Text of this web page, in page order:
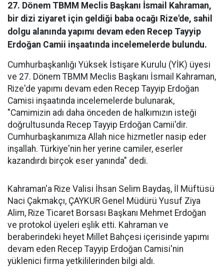
27. Dönem TBMM Meclis Başkanı İsmail Kahraman,
bir dizi ziyaret için geldiği baba ocağı Rize'de, sahil
dolgu alanında yapımı devam eden Recep Tayyip
Erdoğan Camii inşaatında incelemelerde bulundu.
Cumhurbaşkanlığı Yüksek İstişare Kurulu (YİK) üyesi
ve 27. Dönem TBMM Meclis Başkanı İsmail Kahraman,
Rize'de yapımı devam eden Recep Tayyip Erdoğan
Camisi inşaatında incelemelerde bulunarak,
"Camimizin adı daha önceden de halkımızın isteği
doğrultusunda Recep Tayyip Erdoğan Camii'dir.
Cumhurbaşkanımıza Allah nice hizmetler nasip eder
inşallah. Türkiye'nin her yerine camiler, eserler
kazandırdı birçok eser yanında" dedi.
Kahraman'a Rize Valisi İhsan Selim Baydaş, İl Müftüsü
Naci Çakmakçı, ÇAYKUR Genel Müdürü Yusuf Ziya
Alim, Rize Ticaret Borsası Başkanı Mehmet Erdoğan
ve protokol üyeleri eşlik etti. Kahraman ve
beraberindeki heyet Millet Bahçesi içerisinde yapımı
devam eden Recep Tayyip Erdoğan Camisi'nin
yüklenici firma yetkililerinden bilgi aldı.